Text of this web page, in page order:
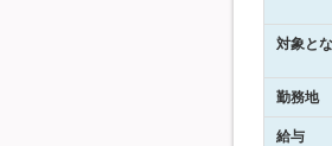
対象と
勤務地
給与